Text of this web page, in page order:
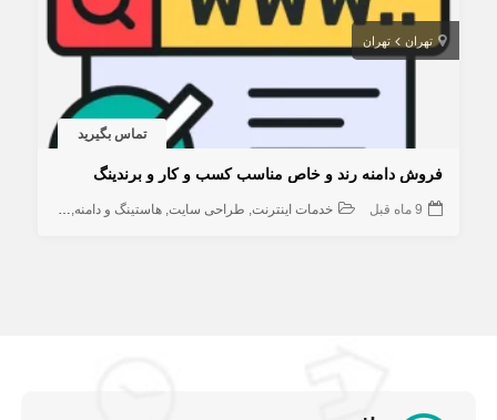
تهران تهران
تماس بگیرید
فروش دامنه رند و خاص مناسب کسب و کار و برندینگ
9 ماه قبل خدمات اینترنت طراحی سایت هاستینگ و دامنه کامپیوتر و